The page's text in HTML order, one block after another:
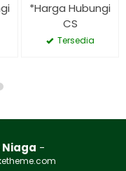
*Harga Hubungi
CS
Tersedia
Niaga -